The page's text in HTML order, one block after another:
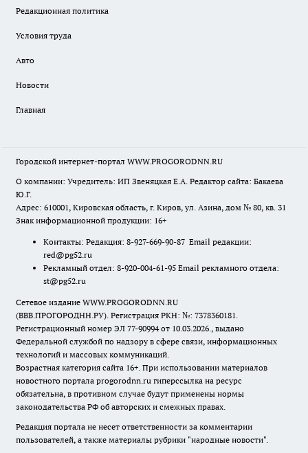
Редакционная политика
Условия труда
Авто
Новости
Главная
Городской интернет-портал WWW.PROGORODNN.RU
О компании: Учредитель: ИП Звеняцкая Е.А. Редактор сайта: Бакаева
Ю.Г.
Адрес: 610001, Кировская область, г. Киров, ул. Азина, дом № 80, кв. 31
Знак информационной продукции: 16+
Контакты: Редакция: 8-927-669-90-87 Email редакции:
red@pg52.ru
Рекламный отдел: 8-920-004-61-95 Email рекламного отдела:
st@pg52.ru
Сетевое издание WWW.PROGORODNN.RU
(ВВВ.ПРОГОРОДНН.РУ). Регистрация РКН: №: 7378360181.
Регистрационный номер ЭЛ 77-90994 от 10.03.2026., выдано
Федеральной службой по надзору в сфере связи, информационных
технологий и массовых коммуникаций.
Возрастная категория сайта 16+. При использовании материалов
новостного портала progorodnn.ru гиперссылка на ресурс
обязательна, в противном случае будут применены нормы
законодательства РФ об авторских и смежных правах.
Редакция портала не несет ответственности за комментарии
пользователей, а также материалы рубрики "народные новости".